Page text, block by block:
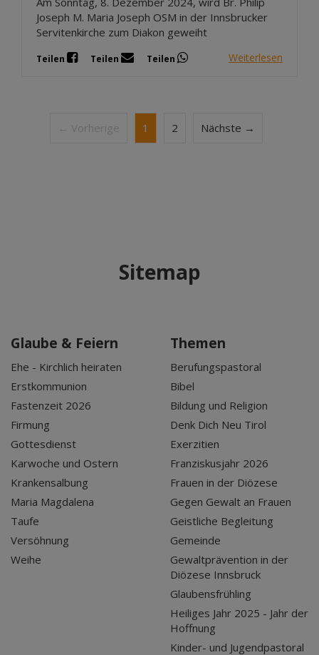
Joseph M. Maria Joseph OSM in der Innsbrucker
Servitenkirche zum Diakon geweiht
Teilen Teilen Teilen Weiterlesen
← Vorherige 1 2 Nächste →
Sitemap
Glaube & Feiern
Ehe - Kirchlich heiraten
Erstkommunion
Fastenzeit 2026
Firmung
Gottesdienst
Karwoche und Ostern
Krankensalbung
Maria Magdalena
Taufe
Versöhnung
Weihe
Themen
Berufungspastoral
Bibel
Bildung und Religion
Denk Dich Neu Tirol
Exerzitien
Franziskusjahr 2026
Frauen in der Diözese
Gegen Gewalt an Frauen
Geistliche Begleitung
Gemeinde
Gewaltprävention in der
Diözese Innsbruck
Glaubensfrühling
Heiliges Jahr 2025 - Jahr der
Hoffnung
Kinder- und Jugendpastoral